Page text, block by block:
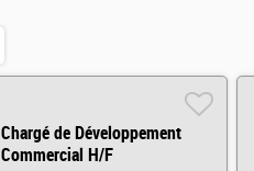
Chargé de Développement
Commercial H/F